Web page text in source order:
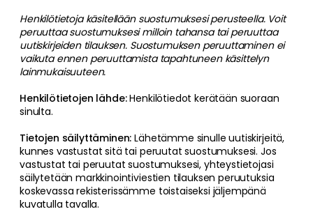
Henkilötietoja käsitellään suostumuksesi perusteella. Voit
peruuttaa suostumuksesi milloin tahansa tai peruuttaa
uutiskirjeiden tilauksen. Suostumuksen peruuttaminen ei
vaikuta ennen peruuttamista tapahtuneen käsittelyn
lainmukaisuuteen.
Henkilötietojen lähde:Henkilötiedot kerätään suoraan
sinulta.
Tietojen säilyttäminen: Lähetämme sinulle uutiskirjeitä,
kunnes vastustat sitä tai peruutat suostumuksesi. Jos
vastustat tai peruutat suostumuksesi, yhteystietojasi
säilytetään markkinointiviestien tilauksen peruutuksia
koskevassa rekisterissämme toistaiseksi jäljempänä
kuvatulla tavalla.